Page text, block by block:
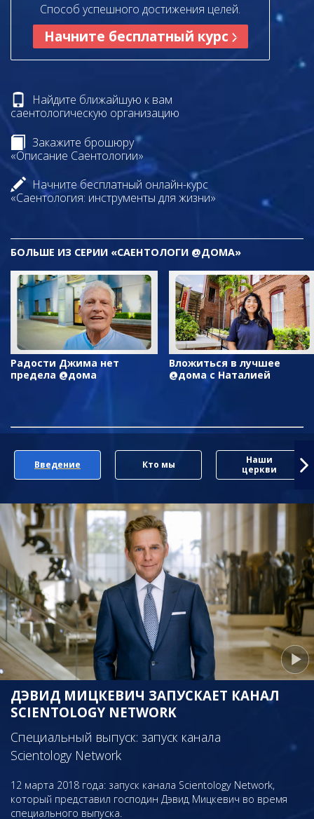
Способ успешного достижения целей.
Начните бесплатный курс
Найдите ближайшую к вам
саентологическую организацию
Закажите брошюру
«Описание Саентологии»
Начните бесплатный онлайн-курс
«Саентология: инструменты для жизни»
БОЛЬШЕ ИЗ СЕРИИ «САЕНТОЛОГИ @ДОМА»
Радости Джима нет
предела @дома
Вложиться в лучшее
@дома с Наталией
Введение Кто мы
Наши
церкви
ДЭВИД МИЦКЕВИЧ ЗАПУСКАЕТ КАНАЛ
SCIENTOLOGY NETWORK
Специальный выпуск: запуск канала
Scientology Network
12 марта 2018 года: запуск канала Scientology Network,
который представил господин Дэвид Мицкевич во время
специального выпуска.